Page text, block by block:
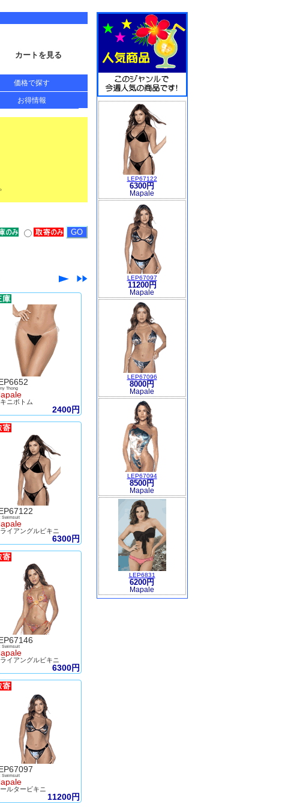
LEP67122
6300円
Mapale
LEP67097
11200円
Mapale
LEP67096
8000円
Mapale
LEP67094
8500円
Mapale
LEP6831
6200円
Mapale
カートを見る
価格で探す
お得情報
Thong
ニボトム
2400円
Swimsuit
ライアングルビキニ
6300円
Swimsuit
ライアングルビキニ
6300円
Swimsuit
ルタービキニ
11200円